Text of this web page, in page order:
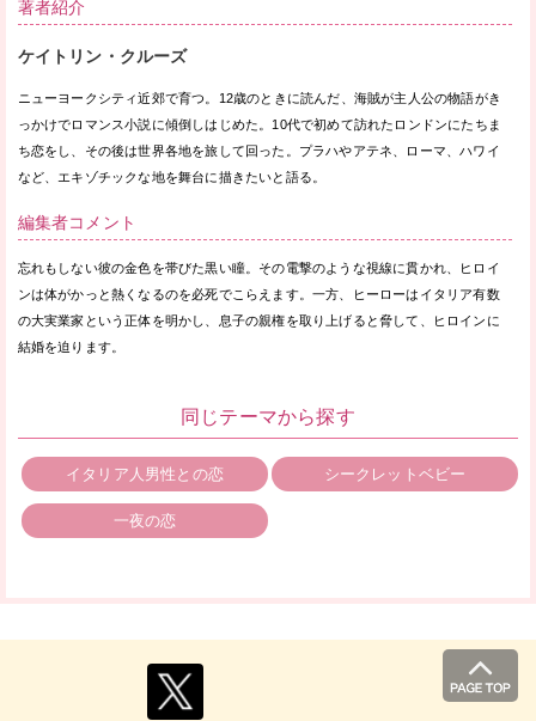
著者紹介
ケイトリン・クルーズ
ニューヨークシティ近郊で育つ。12歳のときに読んだ、海賊が主人公の物語がき
っかけでロマンス小説に傾倒しはじめた。10代で初めて訪れたロンドンにたちま
ち恋をし、その後は世界各地を旅して回った。プラハやアテネ、ローマ、ハワイ
など、エキゾチックな地を舞台に描きたいと語る。
編集者コメント
忘れもしない彼の金色を帯びた黒い瞳。その電撃のような視線に貫かれ、ヒロイ
ンは体がかっと熱くなるのを必死でこらえます。一方、ヒーローはイタリア有数
の大実業家という正体を明かし、息子の親権を取り上げると脅して、ヒロインに
結婚を迫ります。
同じテーマから探す
イタリア人男性との恋 シークレットベビー
一夜の恋